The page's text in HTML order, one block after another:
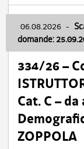
06.08.2026 -
domande:
334/26 –
Cat. C –
ZOPPOLA